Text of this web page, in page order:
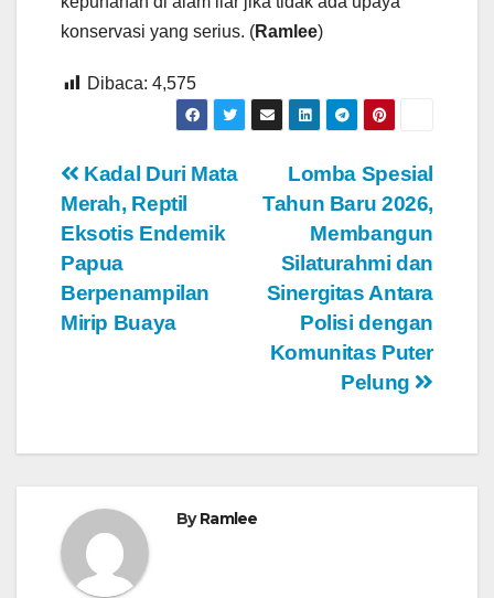
konservasi yang serius. (Ramlee)
Dibaca: 4,575
Navigasi
pos
Lomba Spesial
Tahun Baru 2026,
Membangun
Silaturahmi dan
Sinergitas Antara
Polisi dengan
Komunitas Puter
Pelung
Kadal Duri Mata
Merah, Reptil
Eksotis Endemik
Papua
Berpenampilan
Mirip Buaya
ByRamlee